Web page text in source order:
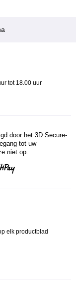
tot 18.00 uur
door het 3D Secure-
tot uw
niet op.
elk productblad